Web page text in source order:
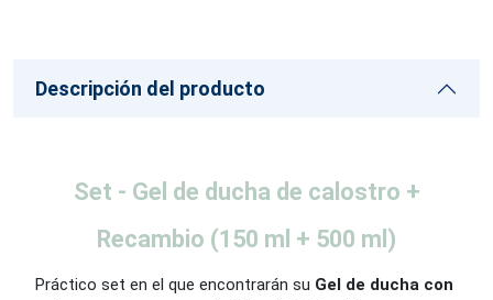
Descripción del producto
Set - Gel de ducha de calostro +
Recambio (150 ml + 500 ml)
Práctico set en el que encontrarán su Gel de ducha con